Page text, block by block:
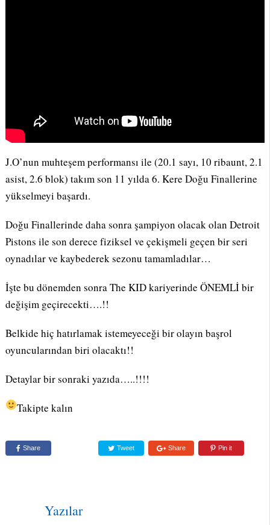
J.O’nun muhteşem performansı ile (20.1 sayı, 10 ribaunt, 2.1
asist, 2.6 blok) takım son 11 yılda 6. Kere Doğu Finallerine
yükselmeyi başardı.
Doğu Finallerinde daha sonra şampiyon olacak olan Detroit
Pistons ile son derece fiziksel ve çekişmeli geçen bir seri
oynadılar ve kaybederek sezonu tamamladılar…
İşte bu dönemden sonra The KID kariyerinde ÖNEMLİ bir
değişim geçirecekti….!!
Belkide hiç hatırlamak istemeyeceği bir olayın başrol
oyuncularından biri olacaktı!!
Detaylar bir sonraki yazıda…..!!!!
Takipte kalın
Share Tweet Share Pin it
Yazılar